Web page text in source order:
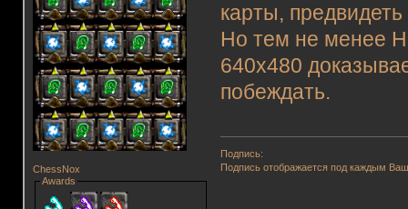
ChessNox
Awards
карты,
Но тем не менее
640х480
побеждать.
Подпись:
Подпись отображается под каждым